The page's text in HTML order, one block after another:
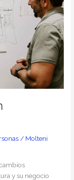
/ Molteni
y su negocio